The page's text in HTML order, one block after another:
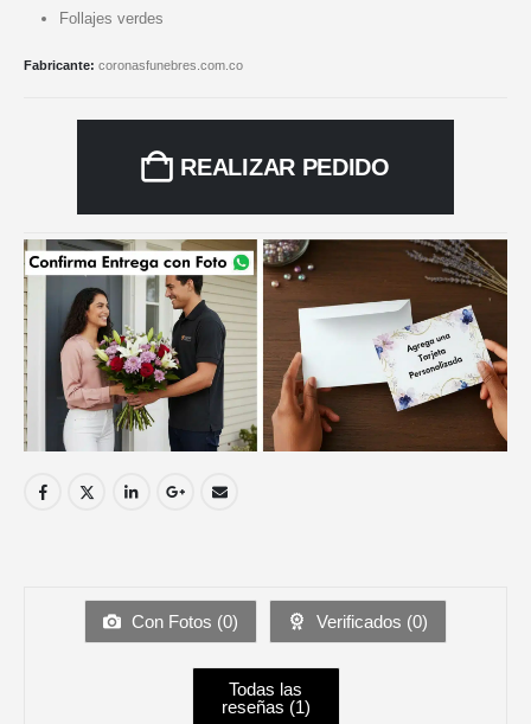
Follajes verdes
Fabricante: coronasfunebres.com.co
REALIZAR PEDIDO
Con Fotos (0) Verificados (0)
Todas las
reseñas (1)